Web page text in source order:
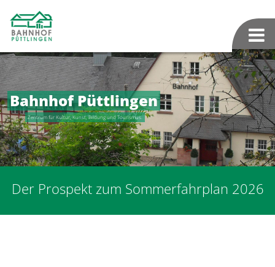
Bahnhof Püttlingen
Zentrum für Kultur, Kunst, Bildung und Tourismus.
Der Prospekt zum Sommerfahrplan 2026